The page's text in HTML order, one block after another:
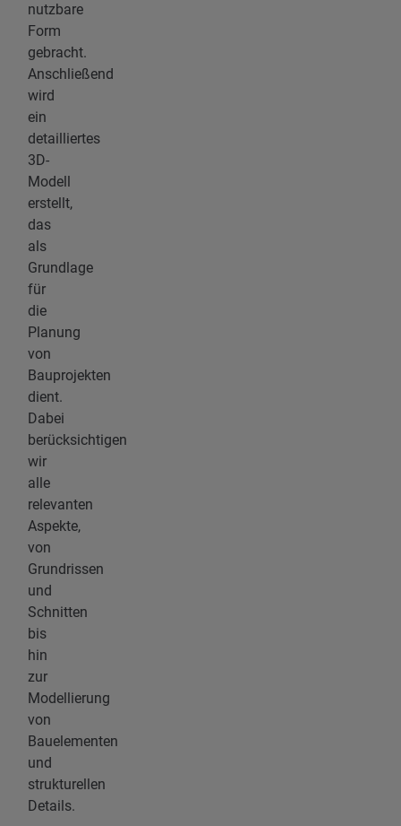
nutzbare
Form
gebracht.
Anschließend
wird
ein
detailliertes
3D-
Modell
erstellt,
das
als
Grundlage
für
die
Planung
von
Bauprojekten
dient.
Dabei
berücksichtigen
wir
alle
relevanten
Aspekte,
von
Grundrissen
und
Schnitten
bis
hin
zur
Modellierung
von
Bauelementen
und
strukturellen
Details.